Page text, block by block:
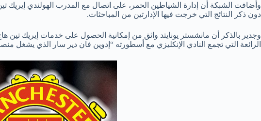
وأضافت الشبكة أن إدارة الشياطين الحمر، على اتصال مع المدرب الهولندي إيريك
دون ذكر النتائج التي خرجت فيها الإدارتين من المباحثات.
الرائعة التي تجمع النادي الإنكليزي مع أسطورته “إدوين فان دير سار الذي يشغل